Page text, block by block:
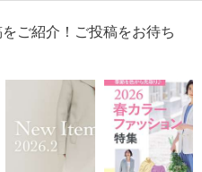
）
系ドライクリーニング可
）】
ご紹介！ご投稿をお待ち